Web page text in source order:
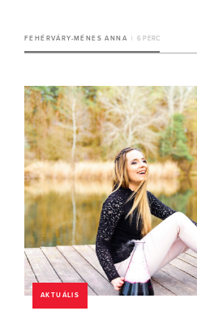
FEHÉRVÁRY-MÉNES ANNA 6 PERC
AKTUÁLIS